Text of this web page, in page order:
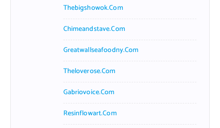
Thebigshowok.com
Chimeandstave.com
Greatwallseafoodny.com
Theloverose.com
Gabriovoice.com
Resinflowart.com